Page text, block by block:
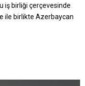
iş birliği çerçevesinde
ile birlikte Azerbaycan